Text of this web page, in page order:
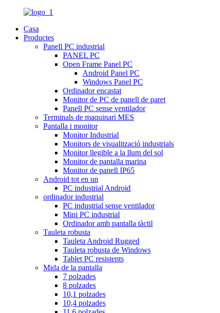
Casa
Productes
Panell PC industrial
PANEL PC
Open Frame Panel PC
Android Panel PC
Windows Panel PC
Ordinador encastat
Monitor de PC de panell de paret
Panell PC sense ventilador
Terminals de maquinari MES
Pantalla i monitor
Monitor Industrial
Monitors de visualització industrials
Monitor llegible a la llum del sol
Monitor de pantalla marina
Monitor de panell IP65
Android tot en un
PC industrial Android
ordinador industrial
PC industrial sense ventilador
Mini PC industrial
Ordinador amb pantalla tàctil
Tauleta robusta
Tauleta Android Rugged
Tauleta robusta de Windows
Tablet PC resistents
Mida de la pantalla
7 polzades
8 polzades
10,1 polzades
10,4 polzades